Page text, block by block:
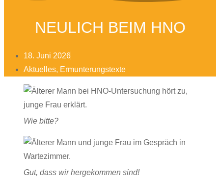
NEULICH BEIM HNO
18. Juni 2026
Aktuelles, Ermunterungstexte
Wie bitte?
Gut, dass wir hergekommen sind!